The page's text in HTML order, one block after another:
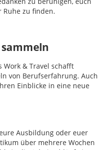
zu finden.
& Travel schafft
von Berufserfahrung. Auch
Einblicke in eine neue
Ausbildung oder euer
über mehrere Wochen